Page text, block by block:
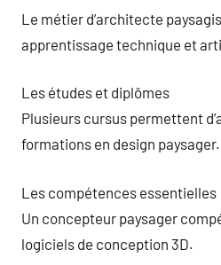
Le métier d’architecte
apprentissage technique et
Les études et diplômes
Plusieurs cursus permettent
formations en design paysager.
Les compétences essentielles
Un concepteur paysager
logiciels de conception 3D.